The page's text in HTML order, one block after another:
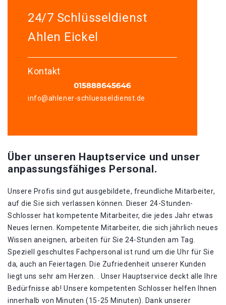
24/7 Schlüsseldienst
Ahlen Eickel
Kontakt
info@ahlener-schluesseldienst.de
Über unseren Hauptservice und unser
anpassungsfähiges Personal.
Unsere Profis sind gut ausgebildete, freundliche Mitarbeiter,
auf die Sie sich verlassen können. Dieser 24-Stunden-
Schlosser hat kompetente Mitarbeiter, die jedes Jahr etwas
Neues lernen. Kompetente Mitarbeiter, die sich jährlich neues
Wissen aneignen, arbeiten für Sie 24-Stunden am Tag.
Speziell geschultes Fachpersonal ist rund um die Uhr für Sie
da, auch an Feiertagen. Die Zufriedenheit unserer Kunden
liegt uns sehr am Herzen. . Unser Hauptservice deckt alle Ihre
Bedürfnisse ab! Unsere kompetenten Schlosser helfen Ihnen
innerhalb von Minuten (15-25 Minuten). Dank unserer